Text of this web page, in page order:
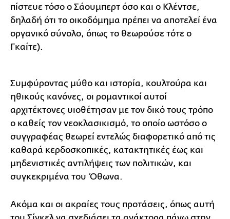
πίστευε τόσο ο Σάουμπερτ όσο και ο Κλέντσε,
δηλαδή ότι το οικοδόμημα πρέπει να αποτελεί ένα
οργανικό σύνολο, όπως το θεωρούσε τότε ο
Γκαίτε).
Συμφύροντας μύθο και ιστορία, κουλτούρα και
ηθικούς κανόνες, οι ρομαντικοί αυτοί
αρχιτέκτονες υιοθέτησαν με τον δικό τους τρόπο
ο καθείς τον νεοκλασικισμό, το οποίο ωστόσο ο
συγγραφέας θεωρεί εντελώς διαφορετικό από τις
καθαρά κερδοσκοπικές, κατακτητικές έως και
μηδενιστικές αντιλήψεις των πολιτικών, και
συγκεκριμένα του Όθωνα.
Ακόμα και οι ακραίες τους προτάσεις, όπως αυτή